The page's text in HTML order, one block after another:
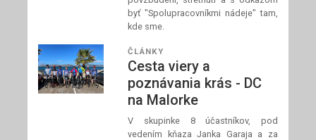
byť "Spolupracovníkmi nádeje" tam,
kde sme.
ČLÁNKY
Cesta viery a
poznávania krás - DC
na Malorke
V skupinke 8 účastníkov, pod
vedením kňaza Janka Garaja a za